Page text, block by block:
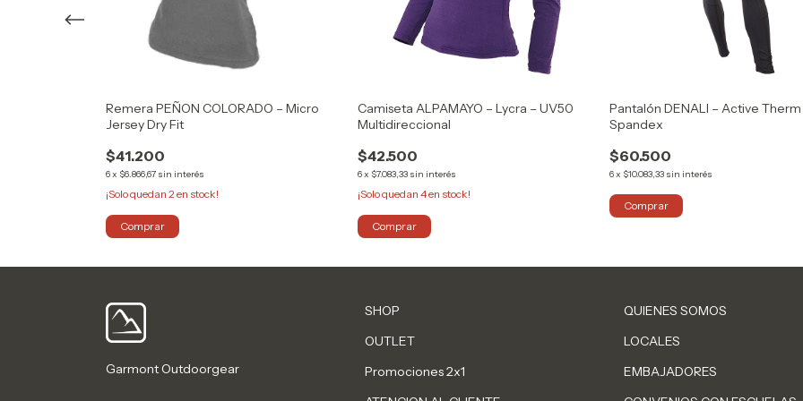
Remera PEÑON COLORADO – Micro
Jersey Dry Fit
$41.200
6x $6.866,67 sin interés
¡Solo quedan 2 en stock!
Comprar
Camiseta ALPAMAYO – Lycra – UV50
Multidireccional
$42.500
6x $7.083,33 sin interés
¡Solo quedan 4en stock!
Comprar
Pantalón DENALI – Active
Spandex
$60.500
6x $10.083,33 sin interés
Comprar
Garmont Outdoorgear
SHOP
OUTLET
Promociones 2x1
QUIENES SOMOS
LOCALES
EMBAJADORES